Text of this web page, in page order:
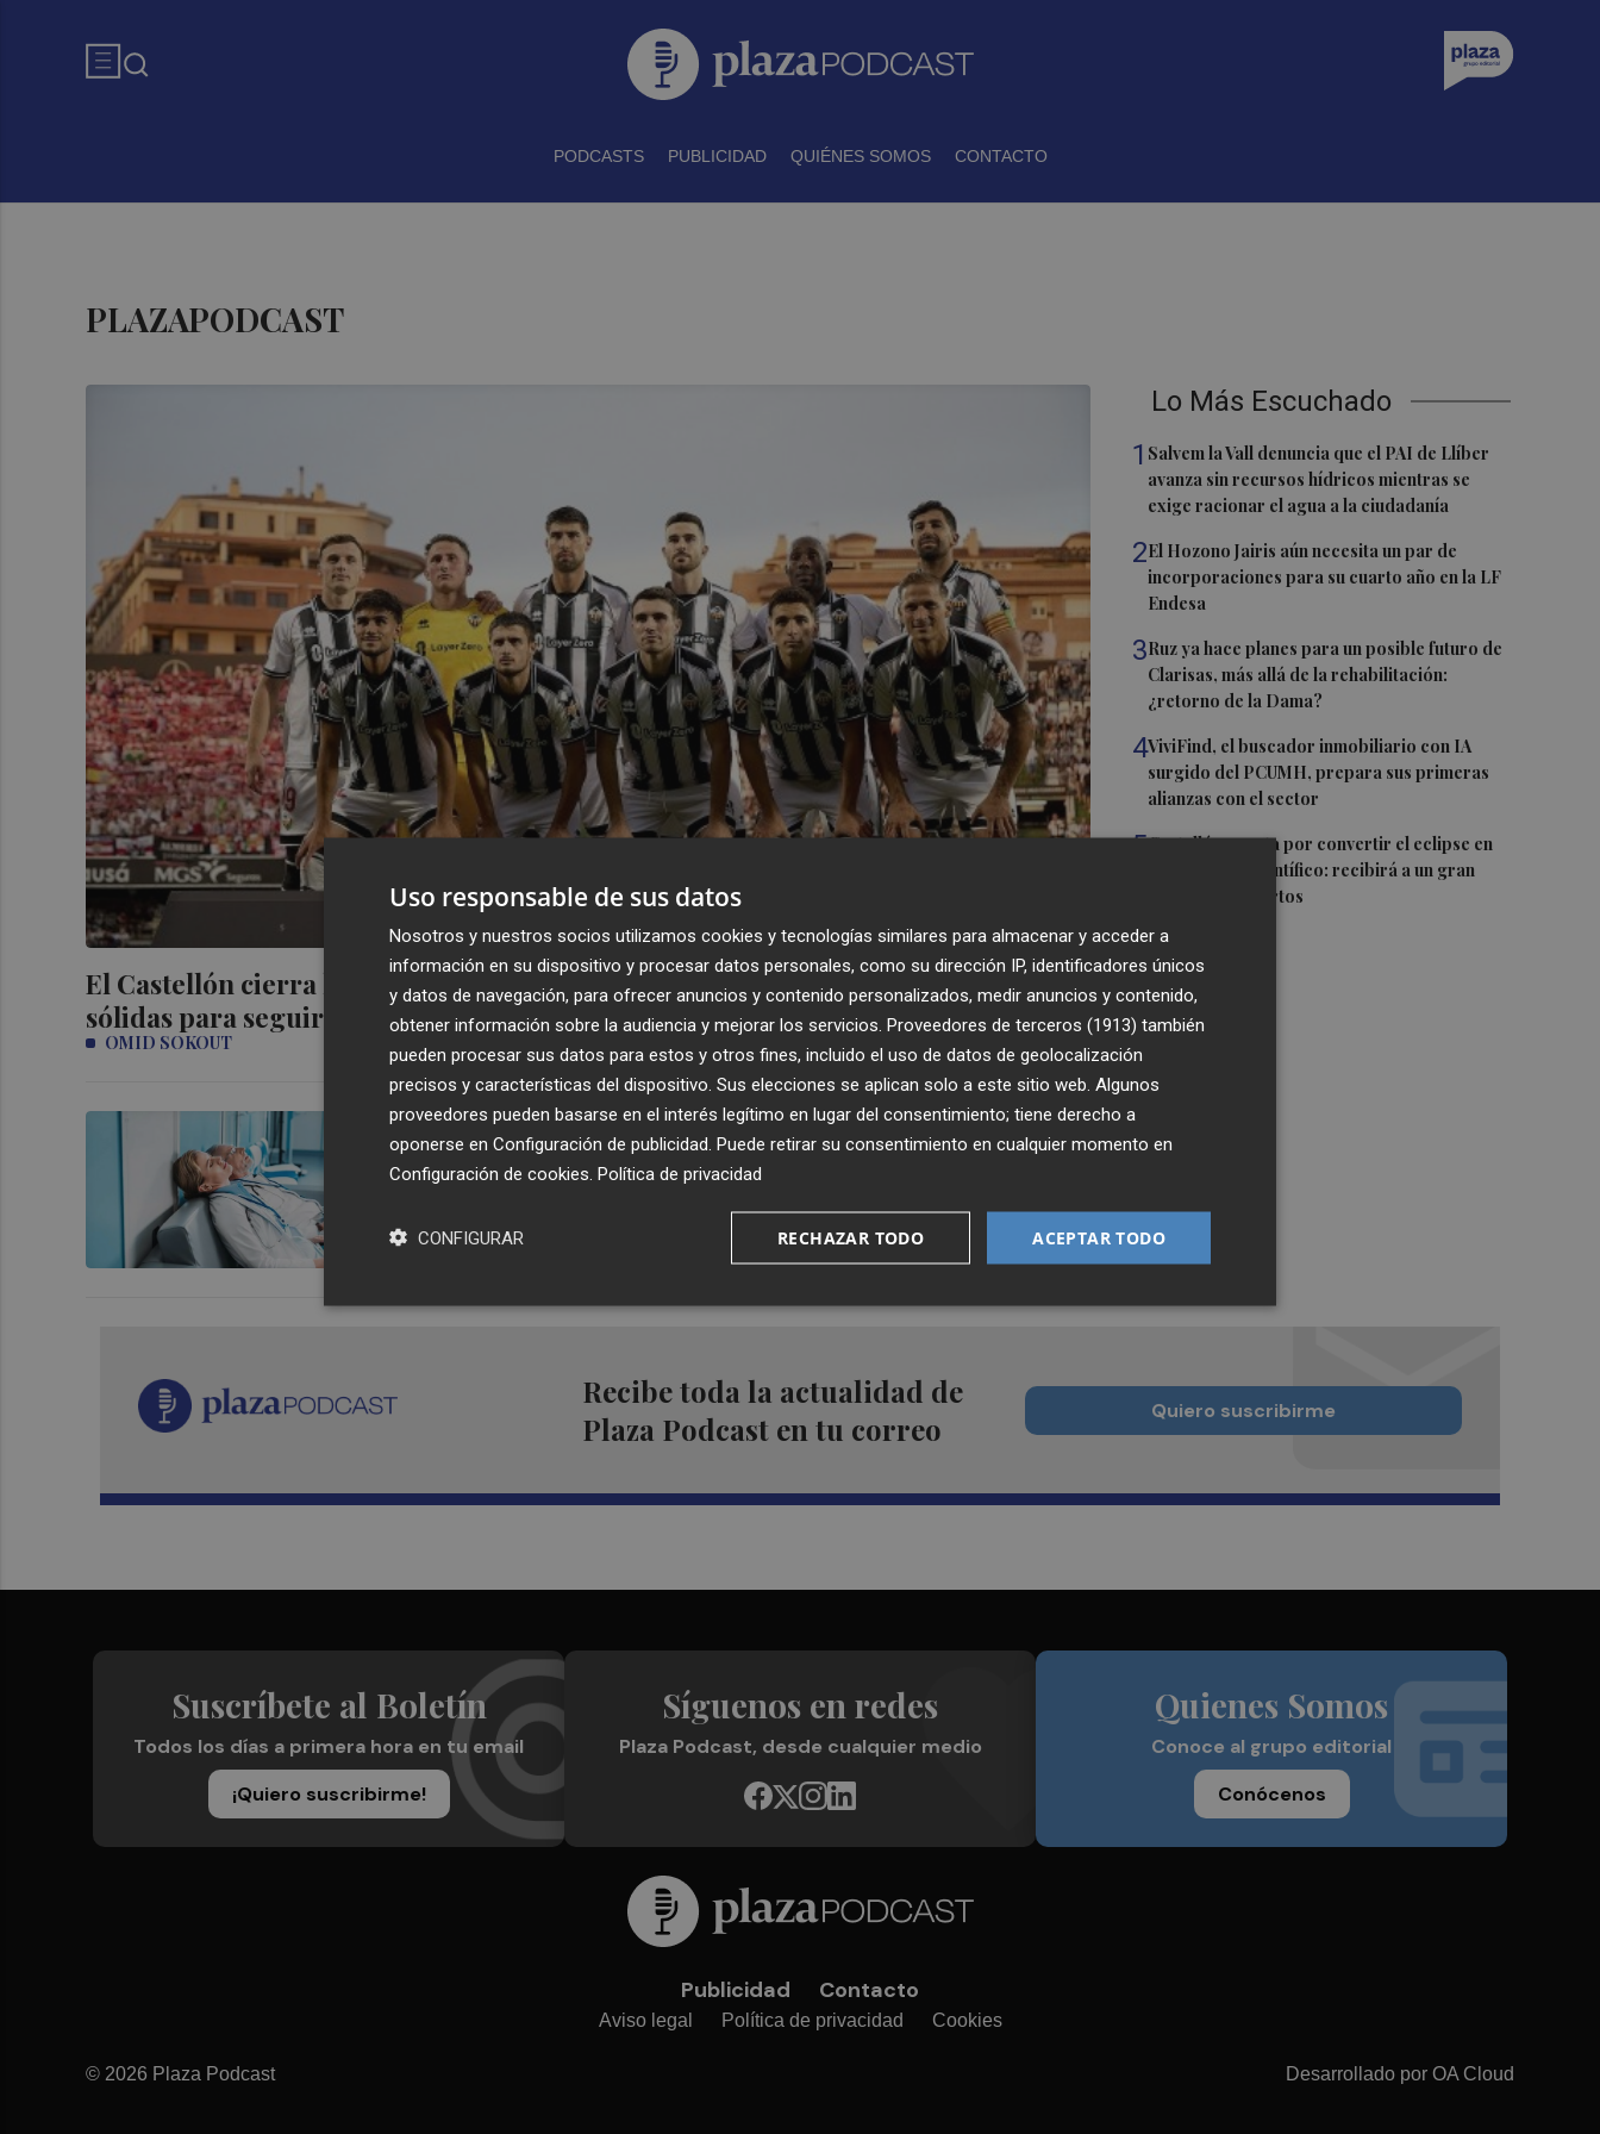
PODCASTS PUBLICIDAD QUIÉNES SOMOS CONTACTO
PLAZAPODCAST
El Castellón cierra la temporada sin el premio del ascenso, pero con bases
sólidas para seguir creciendo
OMID SOKOUT
Cuando el insomnio afecta a los médicos de familia
Lo Más Escuchado
1 Salvem la Vall denuncia que el PAI de Llíber
avanza sin recursos hídricos mientras se
exige racionar el agua a la ciudadanía
2El Hozono Jairis aún necesita un par de
incorporaciones para su cuarto año en la LF
Endesa
3Ruz ya hace planes para un posible futuro de
Clarisas, más allá de la rehabilitación:
¿retorno de la Dama?
4ViviFind, el buscador inmobiliario con IA
surgido del PCUMH, prepara sus primeras
alianzas con el sector
5Castelló apuesta por convertir el eclipse en
un referente científico: recibirá a un gran
equipo de expertos
Recibe toda la actualidad de
Plaza Podcast en tu correo
Quiero suscribirme
Suscríbete al Boletín
Todos los días a primera hora en tu email
¡Quiero suscribirme!
Síguenos en redes
Plaza Podcast, desde cualquier medio
Quienes Somos
Conoce al grupo editorial
Conócenos
Publicidad Contacto
Aviso legal Política de privacidad Cookies
© 2026 Plaza Podcast Desarrollado por OA Cloud
Uso responsable de sus datos
Nosotros y nuestros socios utilizamos cookies y tecnologías similares para almacenar y acceder a
información en su dispositivo y procesar datos personales, como su dirección IP, identificadores únicos
y datos de navegación, para ofrecer anuncios y contenido personalizados, medir anuncios y contenido,
obtener información sobre la audiencia y mejorar los servicios. Proveedores de terceros (1913) también
pueden procesar sus datos para estos y otros fines, incluido el uso de datos de geolocalización
precisos y características del dispositivo. Sus elecciones se aplican solo a este sitio web. Algunos
proveedores pueden basarse en el interés legítimo en lugar del consentimiento; tiene derecho a
oponerse en Configuración de publicidad . Puede retirar su consentimiento en cualquier momento en
Configuración de cookies Política de privacidad
ACEPTAR TODO
RECHAZAR TODO
CONFIGURAR